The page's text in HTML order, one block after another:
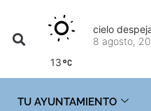
13
cielo
8 agosto,
TU AYUNTAMIENTO